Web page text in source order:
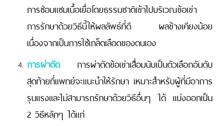
การซ่อมแซมเนื้อเยื่อโดยธรรมชาติเข้าไปบริเวณข้อเข่า
การรักษาด้วยวิธีนี้ให้ผลลัพธ์ที่ดี ผลข้างเคียงน้อย
เนื่องจากเป็นการใช้เกล็ดเลือดของตนเอง
การผ่าตัดการผ่าตัดข้อเข่าเสื่อมนับเป็นตัวเลือกอันดับ
สุดท้ายที่แพทย์จะแนะนำให้รักษา เหมาะสำหรับผู้ที่มีอาการ
รุนแรงและไม่สามารถรักษาด้วยวิธีอื่นๆ ได้ แบ่งออกเป็น
2 วิธีหลักๆ ได้แก่